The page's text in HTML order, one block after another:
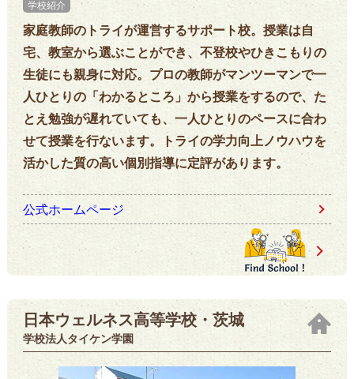
学校紹介
家庭教師のトライが運営するサポート校。授業は自
宅、教室から選ぶことができ、不登校やひきこもりの
生徒にも親身に対応。プロの教師がマンツーマンで一
人ひとりの「わかるところ」から授業をするので、た
とえ勉強が遅れていても、一人ひとりのペースに合わ
せて授業を行ないます。トライの学力向上ノウハウを
活かした質の高い個別指導に定評があります。
公式ホームページ
日本ウェルネス高等学校・茨城
学校法人タイケン学園